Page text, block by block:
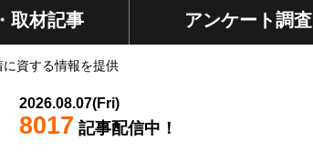
取材記事 アンケート調査
資する情報を提供
2026.08.07(Fri)
8017 記事配信中！